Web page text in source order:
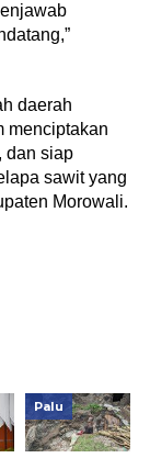
daerah
menciptakan
dan siap
sawit yang
Morowali.
Palu